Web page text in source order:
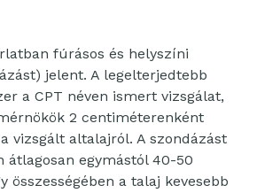
fúrásos és helyszíni
jelent. A legelterjedtebb
a CPT néven ismert vizsgálat,
2 centiméterenként
vizsgált altalajról. A szondázást
átlagosan egymástól 40-50
összességében a talaj kevesebb